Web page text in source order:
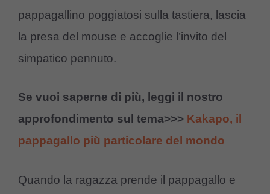
pappagallino poggiatosi sulla tastiera, lascia
la presa del mouse e accoglie l’invito del
simpatico pennuto.
Se vuoi saperne di più, leggi il nostro
approfondimento sul tema>>> Kakapo, il
pappagallo più particolare del mondo
Quando la ragazza prende il pappagallo e